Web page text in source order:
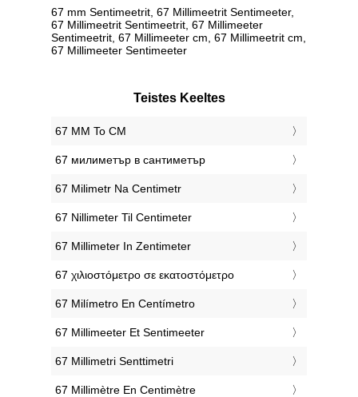
67 mm Sentimeetrit, 67 Millimeetrit Sentimeeter,
67 Millimeetrit Sentimeetrit, 67 Millimeeter
Sentimeetrit, 67 Millimeeter cm, 67 Millimeetrit cm,
67 Millimeeter Sentimeeter
Teistes Keeltes
‎67 MM To CM
‎67 милиметър в сантиметър
‎67 Milimetr Na Centimetr
‎67 Nillimeter Til Centimeter
‎67 Millimeter In Zentimeter
‎67 χιλιοστόμετρο σε εκατοστόμετρο
‎67 Milímetro En Centímetro
‎67 Millimeeter Et Sentimeeter
‎67 Millimetri Senttimetri
‎67 Millimètre En Centimètre